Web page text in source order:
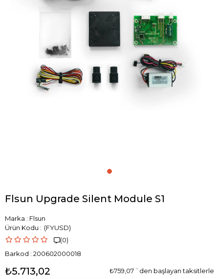
Flsun Upgrade Silent Module S1
Marka : Flsun
(FYUSD)
(0)
Barkod : 200602000018
₺5.713,02 ₺759,07 `den başlayan taksitlerle